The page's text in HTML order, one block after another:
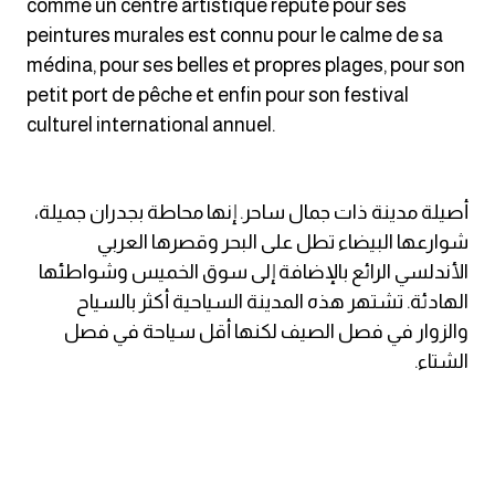
الابراج بالانجليزي
كلمات بحرف b
كلمات بحرف c
كلمات بحرف d
comme un centre artistique réputé pour ses
peintures murales est connu pour le calme de sa
médina, pour ses belles et propres plages, pour son
petit port de pêche et enfin pour son festival
culturel international annuel.
أصيلة مدينة ذات جمال ساحر. إنها محاطة بجدران جميلة،
شوارعها البيضاء تطل على البحر وقصرها العربي
الأندلسي الرائع بالإضافة إلى سوق الخميس وشواطئها
الهادئة. تشتهر هذه المدينة السياحية أكثر بالسياح
والزوار في فصل الصيف لكنها أقل سياحة في فصل
الشتاء.